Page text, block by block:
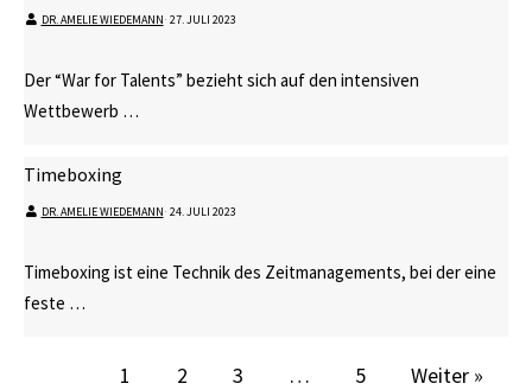
DR. AMELIE WIEDEMANN⋅ 27. JULI 2023
Der “War for Talents” bezieht sich auf den intensiven
Wettbewerb …
Timeboxing
DR. AMELIE WIEDEMANN⋅ 24. JULI 2023
Timeboxing ist eine Technik des Zeitmanagements, bei der eine
feste …
1 2 3 … 5 Weiter »